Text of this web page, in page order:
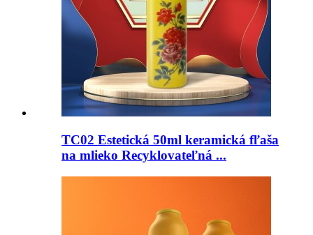
TC02 Estetická 50ml keramická fľaša
na mlieko Recyklovateľná ...